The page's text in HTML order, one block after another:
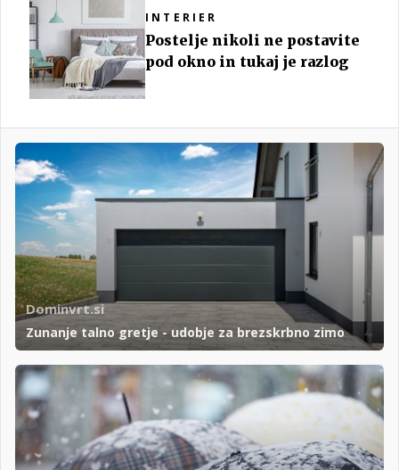
INTERIER
Postelje nikoli ne postavite
pod okno in tukaj je razlog
Dominvrt.si
Zunanje talno gretje - udobje za brezskrbno zimo